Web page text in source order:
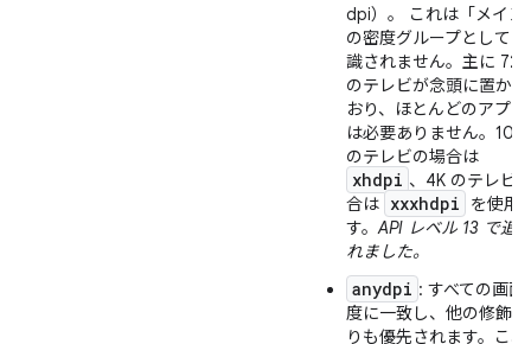
dpi）。 これは「メイン
の密度グループとして
識されません。主に
のテレビが念頭に置か
おり、ほとんどのアプ
は必要ありません。
のテレビの場合は
xhdpi 、4K のテレビ
合は xxxhdpi
を使用
す。API レベル 13 で追
れました。
anydpi : すべての画面
度に一致し、他の修飾
りも優先されます。こ